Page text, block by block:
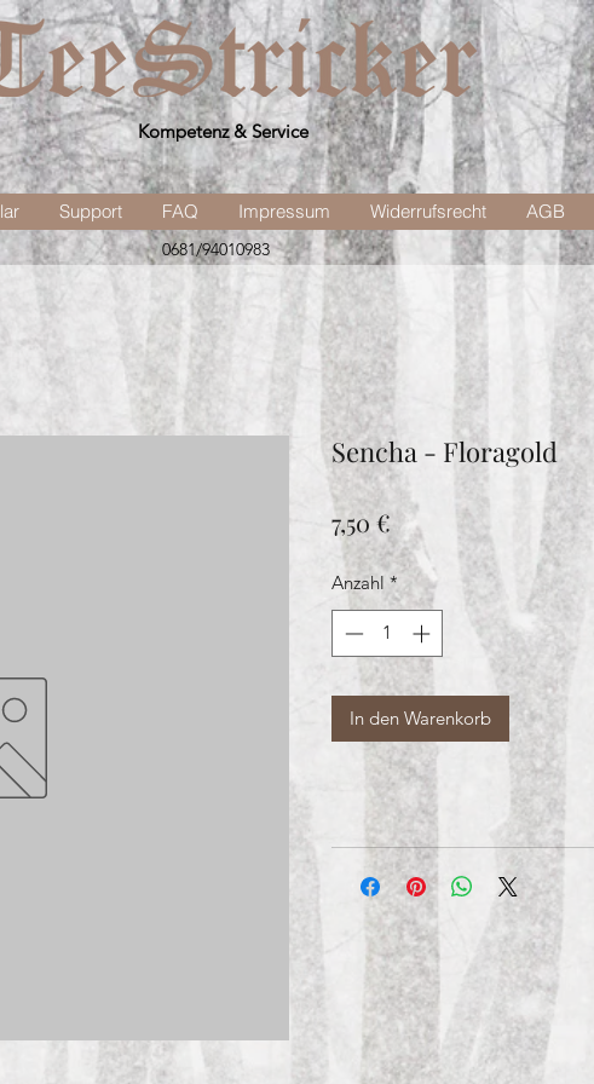
Kompetenz & Service
Support FAQ Impressum Widerrufsrecht AGB
0681/94010983
Sencha - Floragold
7,50 €Preis
Anzahl *
In den Warenkorb